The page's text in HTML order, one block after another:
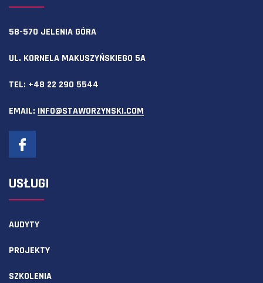
58-570 JELENIA GÓRA
UL. KORNELA MAKUSZYŃSKIEGO 5A
TEL: +48 22 290 5544
EMAIL: INFO@STAWORZYNSKI.COM
USŁUGI
AUDYTY
PROJEKTY
SZKOLENIA